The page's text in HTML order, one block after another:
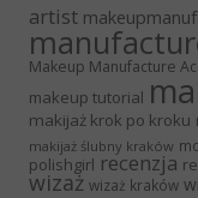
artist
Makeup Manufacture
makeup tutorial
makijaż krok po kroku
makijaż ślubny kraków
polishgirl recenzja
wizaż wizaż kraków